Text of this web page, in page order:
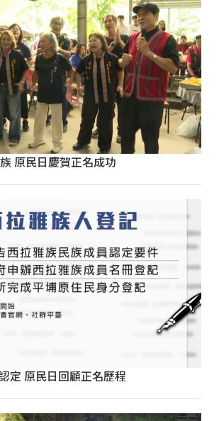
原民日慶賀正名成功
定 原民日回顧正名歷程